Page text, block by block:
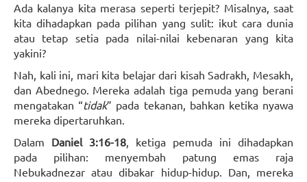
Ada kalanya kita merasa seperti terjepit? Misalnya, saat
kita dihadapkan pada pilihan yang sulit: ikut cara dunia
atau tetap setia pada nilai-nilai kebenaran yang kita
yakini?
Nah, kali ini, mari kita belajar dari kisah Sadrakh, Mesakh,
dan Abednego. Mereka adalah tiga pemuda yang berani
mengatakan “tidak” pada tekanan, bahkan ketika nyawa
mereka dipertaruhkan.
Dalam Daniel 3:16-18, ketiga pemuda ini dihadapkan
pada pilihan: menyembah patung emas raja
Nebukadnezar atau dibakar hidup-hidup. Dan, mereka